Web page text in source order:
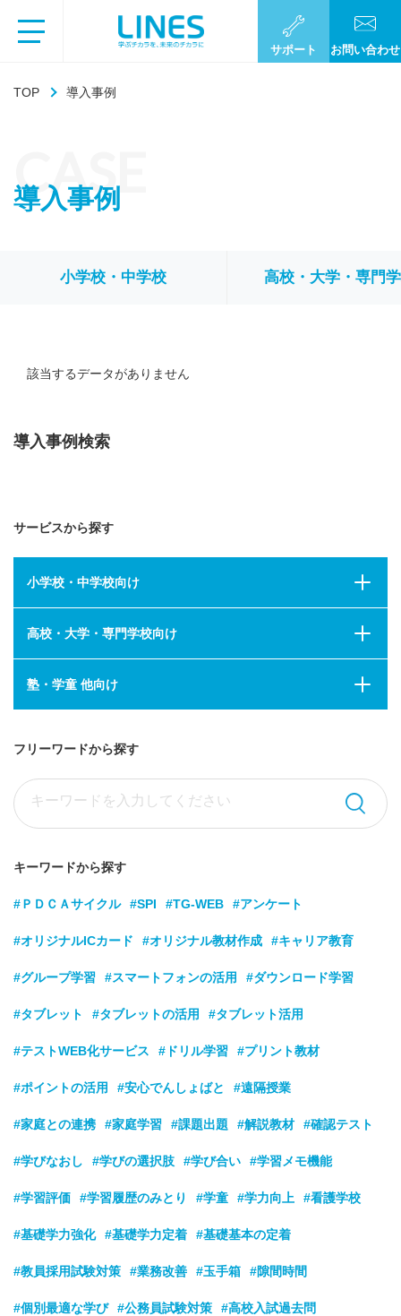
サポート お問い合わせ
TOP 導入事例
CASE
導入事例
小学校・中学校 高校・大学・専門
該当するデータがありません
導入事例検索
サービスから探す
小学校・中学校向け
高校・大学・専門学校向け
塾・学童 他向け
フリーワードから探す
キーワードから探す
#ＰＤＣＡサイクル #SPI #TG-WEB #アンケート
#オリジナルICカード #オリジナル教材作成 #キャリア教育
#グループ学習 #スマートフォンの活用 #ダウンロード学習
#タブレット #タブレットの活用 #タブレット活用
#テストWEB化サービス #ドリル学習 #プリント教材
#ポイントの活用 #安心でんしょばと #遠隔授業
#家庭との連携 #家庭学習 #課題出題 #解説教材 #確認テスト
#学びなおし #学びの選択肢 #学び合い #学習メモ機能
#学習評価 #学習履歴のみとり #学童 #学力向上 #看護学校
#基礎学力強化 #基礎学力定着 #基礎基本の定着
#教員採用試験対策 #業務改善 #玉手箱 #隙間時間
#個別最適な学び #公務員試験対策 #高校入試過去問